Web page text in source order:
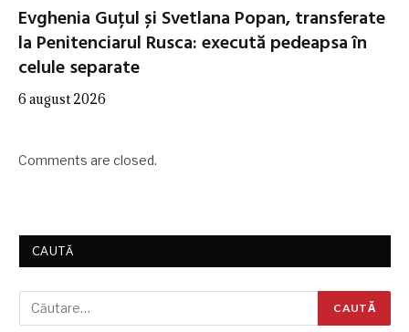
Evghenia Guțul și Svetlana Popan, transferate
la Penitenciarul Rusca: execută pedeapsa în
celule separate
6 august 2026
Comments are closed.
CAUTĂ